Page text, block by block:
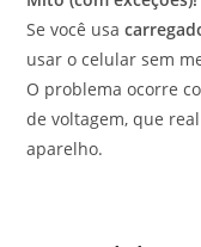
Se você usa
usar o celular sem
O problema ocorre
de voltagem, que
aparelho.